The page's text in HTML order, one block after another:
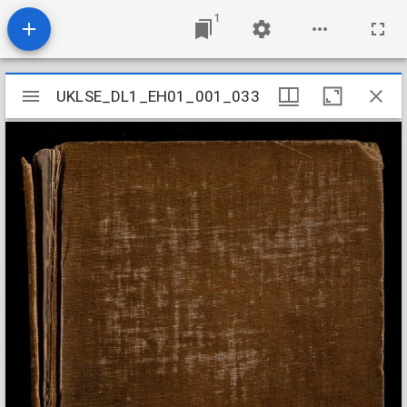
1
Mirador
viewer
UKLSE_DL1_EH01_001_033
UKLSE_DL1_EH01_001_033